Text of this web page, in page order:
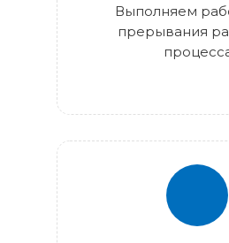
Выполняем
прерывания